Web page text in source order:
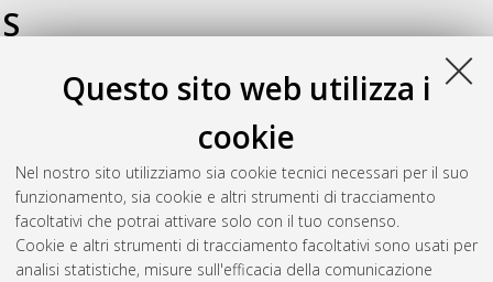
Questo sito web utilizza i
cookie
Nel nostro sito utilizziamo sia cookie tecnici necessari per il suo
funzionamento, sia cookie e altri strumenti di tracciamento
facoltativi che potrai attivare solo con il tuo consenso.
Cookie e altri strumenti di tracciamento facoltativi sono usati per
analisi statistiche, misure sull'efficacia della comunicazione
S
Seppi, Marco(2009) Numerical and analytical vibro-acoustic
modelling of porous materials: the Cell Method for
poroelasticity and the case of inclusions
Alma Mater Studiorum Università di Bologna. Dottorato di
ricerca inMeccanica applicata, 21 Ciclo. DOI
10.6092/unibo/amsdottorato/1586.
Questa lista e' stata generata il Thu Aug 6 20:48:51 2026